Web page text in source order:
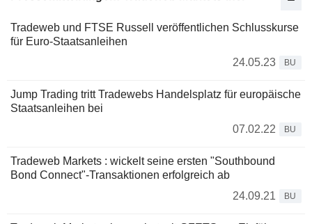
Tradeweb und FTSE Russell veröffentlichen Schlusskurse
für Euro-Staatsanleihen
24.05.23
BU
Jump Trading tritt Tradewebs Handelsplatz für europäische
Staatsanleihen bei
07.02.22
BU
Tradeweb Markets : wickelt seine ersten "Southbound
Bond Connect"-Transaktionen erfolgreich ab
24.09.21
BU